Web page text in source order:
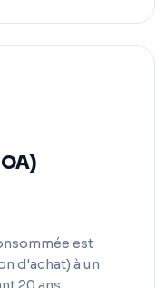
est
d'achat) à un